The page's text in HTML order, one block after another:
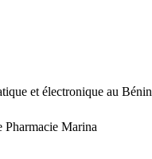
et électronique au
Pharmacie Marina